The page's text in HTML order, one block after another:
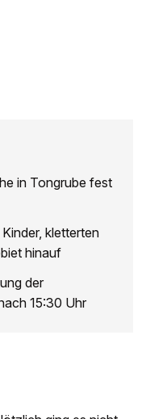
in Tongrube fest
kletterten
hinauf
der
15:30 Uhr